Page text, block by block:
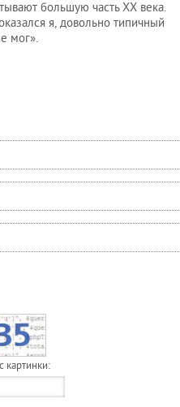
большую часть XX века.
я, довольно типичный
мог».
картинки: